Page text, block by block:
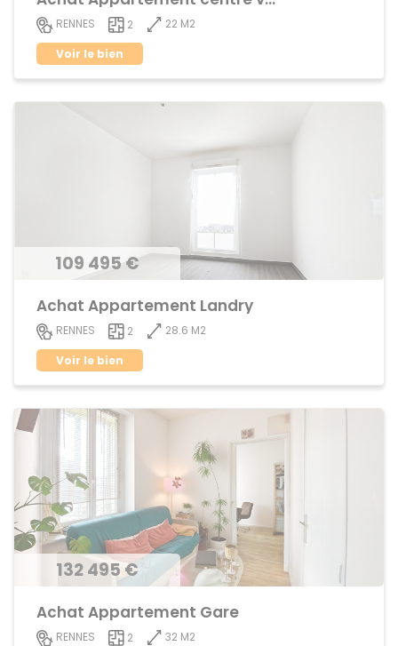
RENNES 2
22 M2
Voir le bien
109 495 €
Achat Appartement Landry
RENNES 2
28.6 M2
Voir le bien
132 495 €
Achat Appartement Gare
RENNES 2
32 M2